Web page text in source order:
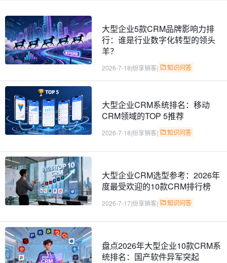
大型企业5款CRM品牌影响力排
行：谁是行业数字化转型的领头
羊？
2026-7-18|纷享销客| 知识问答
大型企业CRM系统排名：移动
CRM领域的TOP 5推荐
2026-7-18|纷享销客| 知识问答
大型企业CRM选型参考：2026年
度最受欢迎的10款CRM排行榜
2026-7-17|纷享销客| 知识问答
盘点2026年大型企业10款CRM系
统排名：国产软件异军突起